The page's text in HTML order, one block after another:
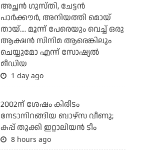
അച്ഛന്‍ ഗുസ്തി, ചേട്ടന്‍
പാര്‍ക്കൗര്‍, അനിയത്തി മൊയ്
തായ്.... മൂന്ന് പേരെയും വെച്ച് ഒരു
ആക്ഷന്‍ സിനിമ ആരെങ്കിലും
ചെയ്യുമോ എന്ന് സോഷ്യല്‍
മീഡിയ
1 day ago
2002ന് ശേഷം കിരീടം
നേടാനിറങ്ങിയ ബാഴ്സ വീണു;
കപ്പ് തൂക്കി ഇറ്റാലിയൻ ടീം
8 hours ago